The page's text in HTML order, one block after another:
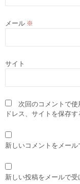
メール ※
サイト
次回のコメントで
ドレス、サイトを保存す
新しいコメントをメール
新しい投稿をメールで受